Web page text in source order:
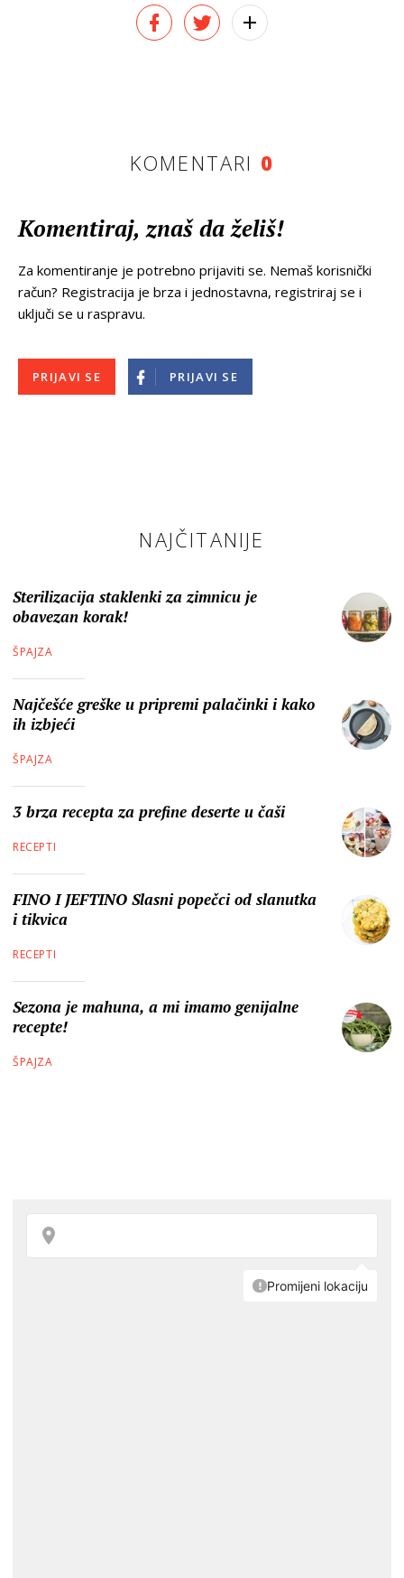
KOMENTARI 0
Komentiraj, znaš da želiš!
Za komentiranje je potrebno prijaviti se. Nemaš korisnički
račun? Registracija je brza i jednostavna, registriraj se i
uključi se u raspravu.
PRIJAVI SE PRIJAVI SE
NAJČITANIJE
Sterilizacija staklenki za zimnicu je
obavezan korak!
ŠPAJZA
Najčešće greške u pripremi palačinki i kako
ih izbjeći
ŠPAJZA
3 brza recepta za prefine deserte u čaši
RECEPTI
FINO I JEFTINO Slasni popečci od slanutka
i tikvica
RECEPTI
Sezona je mahuna, a mi imamo genijalne
recepte!
ŠPAJZA